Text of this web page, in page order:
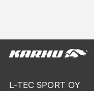
L-TEC SPORT OY